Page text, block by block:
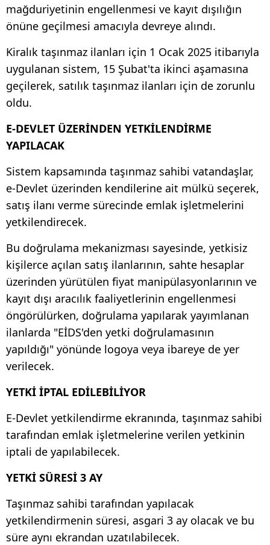
mağduriyetinin engellenmesi ve kayıt dışılığın
önüne geçilmesi amacıyla devreye alındı.
Kiralık taşınmaz ilanları için 1 Ocak 2025 itibarıyla
uygulanan sistem, 15 Şubat'ta ikinci aşamasına
geçilerek, satılık taşınmaz ilanları için de zorunlu
oldu.
E-DEVLET ÜZERİNDEN YETKİLENDİRME
YAPILACAK
Sistem kapsamında taşınmaz sahibi vatandaşlar,
e-Devlet üzerinden kendilerine ait mülkü seçerek,
satış ilanı verme sürecinde emlak işletmelerini
yetkilendirecek.
Bu doğrulama mekanizması sayesinde, yetkisiz
kişilerce açılan satış ilanlarının, sahte hesaplar
üzerinden yürütülen fiyat manipülasyonlarının ve
kayıt dışı aracılık faaliyetlerinin engellenmesi
öngörülürken, doğrulama yapılarak yayımlanan
ilanlarda "EİDS'den yetki doğrulamasının
yapıldığı" yönünde logoya veya ibareye de yer
verilecek.
YETKİ İPTAL EDİLEBİLİYOR
E-Devlet yetkilendirme ekranında, taşınmaz sahibi
tarafından emlak işletmelerine verilen yetkinin
iptali de yapılabilecek.
YETKİ SÜRESİ 3 AY
Taşınmaz sahibi tarafından yapılacak
yetkilendirmenin süresi, asgari 3 ay olacak ve bu
süre aynı ekrandan uzatılabilecek.